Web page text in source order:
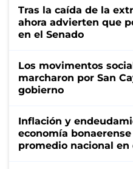
Tras la caída de la
ahora advierten que
en el Senado
Los movimentos
marcharon por San
gobierno
Inflación y
economía
promedio nacional